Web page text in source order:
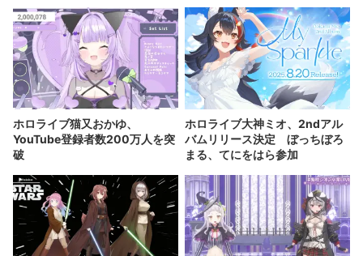
ホロライブ猫又おかゆ、
YouTube登録者数200万人を突
破
ホロライブ大神ミオ、2ndアル
バムリリース決定 ぼっちぼろ
まる、てにをはら参加